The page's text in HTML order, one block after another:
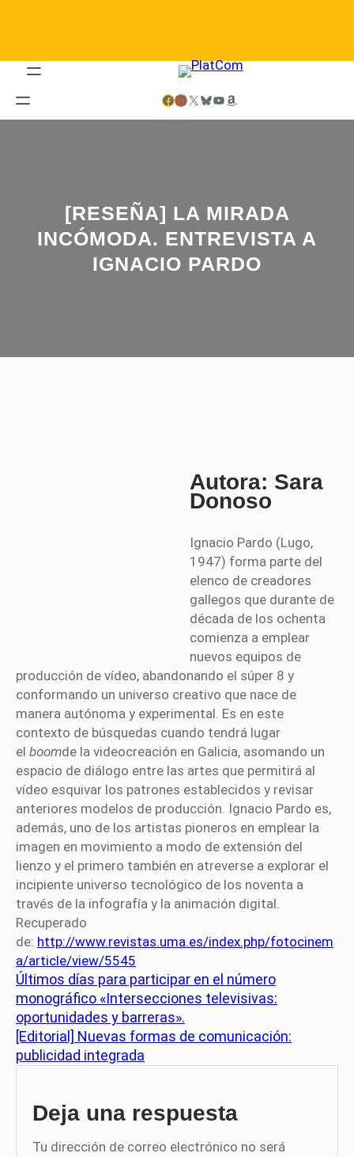
Facebook LinkedIn X Bluesky YouTube Amazon
[RESEÑA] LA MIRADA
INCÓMODA. ENTREVISTA A
IGNACIO PARDO
Autora: Sara
Donoso
Ignacio Pardo (Lugo,
1947) forma parte del
elenco de creadores
gallegos que durante de
década de los ochenta
comienza a emplear
nuevos equipos de
producción de vídeo, abandonando el súper 8 y
conformando un universo creativo que nace de
manera autónoma y experimental. Es en este
contexto de búsquedas cuando tendrá lugar
el boomde la videocreación en Galicia, asomando un
espacio de diálogo entre las artes que permitirá al
vídeo esquivar los patrones establecidos y revisar
anteriores modelos de producción. Ignacio Pardo es,
además, uno de los artistas pioneros en emplear la
imagen en movimiento a modo de extensión del
lienzo y el primero también en atreverse a explorar el
incipiente universo tecnológico de los noventa a
través de la infografía y la animación digital.
Recuperado
de: http://www.revistas.uma.es/index.php/fotocinem
a/article/view/5545
Últimos días para participar en el número
monográfico «Intersecciones televisivas:
oportunidades y barreras».
[Editorial] Nuevas formas de comunicación:
publicidad integrada
Deja una respuesta
Tu dirección de correo electrónico no será